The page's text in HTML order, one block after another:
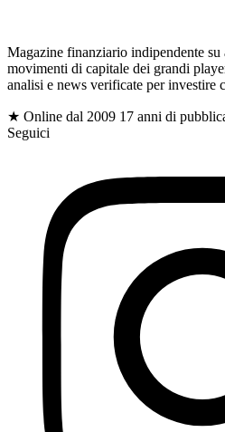
$
Magazine finanziario indipendente
movimenti di capitale dei grandi
analisi e news verificate per investire
★ Online dal 2009 17 anni di
Seguici